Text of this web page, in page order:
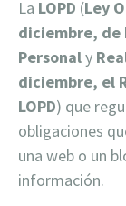
La LOPD (Ley
diciembre, de
Personaly
diciembre, el
LOPD) que
obligaciones
una web o un
información.